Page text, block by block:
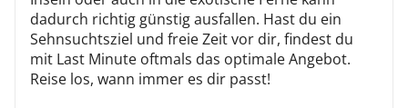
dadurch richtig günstig ausfallen. Hast du ein
Sehnsuchtsziel und freie Zeit vor dir, findest du
mit Last Minute oftmals das optimale Angebot.
Reise los, wann immer es dir passt!